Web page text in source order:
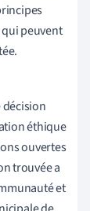
peuvent
décision
éthique
ouvertes
trouvée a
et